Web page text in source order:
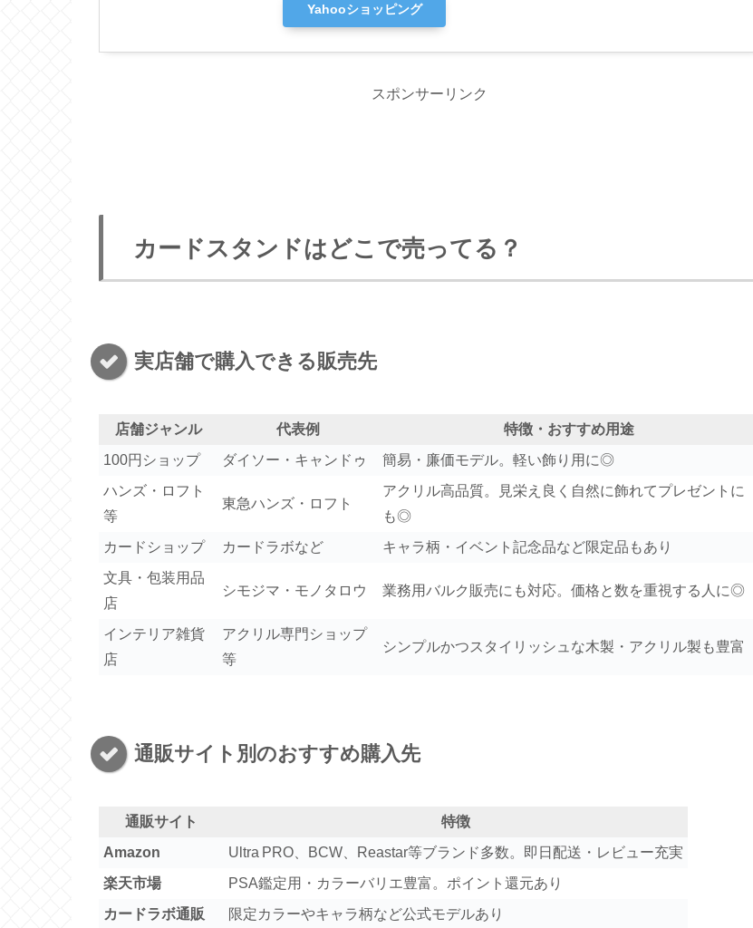
Yahooショッピング
スポンサーリンク
カードスタンドはどこで売ってる？
実店舗で購入できる販売先
店舗ジャンル 代表例
特徴・おすすめ用途
100円ショップ
ダイソー・キャンドゥ
簡易・廉価モデル。軽い飾り用に◎
ハンズ・ロフト
等
東急ハンズ・ロフト
アクリル高品質。見栄え良く自然に飾れてプレゼントに
も◎
カードショップ
カードラボなど
キャラ柄・イベント記念品など限定品もあり
文具・包装用品
店
シモジマ・モノタロウ 業務用バルク販売にも対応。価格と数を重視する人に◎
インテリア雑貨
店
アクリル専門ショップ
等
シンプルかつスタイリッシュな木製・アクリル製も豊富
通販サイト別のおすすめ購入先
通販サイト
特徴
Amazon
Ultra PRO、BCW、Reastar等ブランド多数。即日配送・レビュー充実
楽天市場
PSA鑑定用・カラーバリエ豊富。ポイント還元あり
カードラボ通販
限定カラーやキャラ柄など公式モデルあり